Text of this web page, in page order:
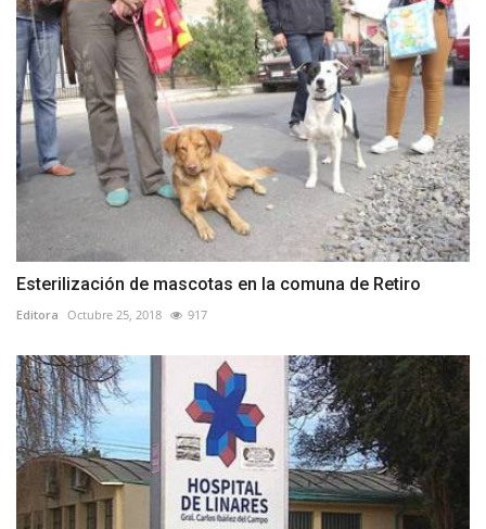
Esterilización de mascotas en la comuna de Retiro
Editora Octubre 25, 2018 917